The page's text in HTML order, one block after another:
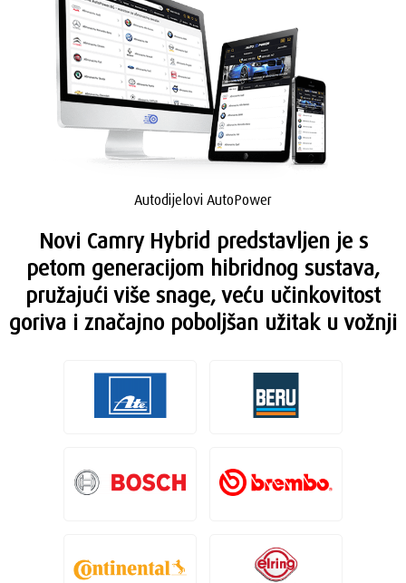
Autodijelovi AutoPower
Novi Camry Hybrid predstavljen je s
petom generacijom hibridnog sustava,
pružajući više snage, veću učinkovitost
goriva i značajno poboljšan užitak u vožnji